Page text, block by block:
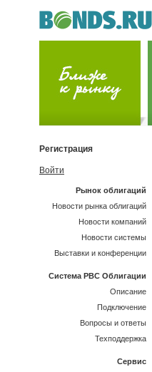
Регистрация
Войти
Рынок облигаций
Новости рынка облигаций
Новости компаний
Новости системы
Выставки и конференции
Система РВС Облигации
Описание
Подключение
Вопросы и ответы
Техподдержка
Сервис